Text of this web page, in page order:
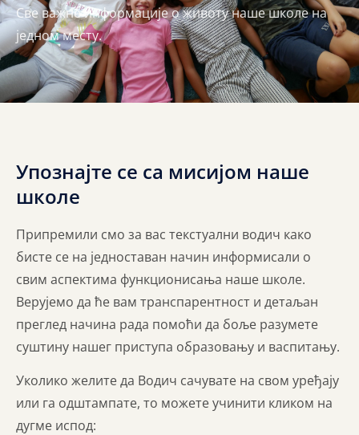
Све важне информације о животу наше школе на
једном месту.
Упознајте се са мисијом наше
школе
Припремили смо за вас текстуални водич како
бисте се на једноставан начин информисали о
свим аспектима функционисања наше школе.
Верујемо да ће вам транспарентност и детаљан
преглед начина рада помоћи да боље разумете
суштину нашег приступа образовању и васпитању.
Уколико желите да Водич сачувате на свом уређају
или га одштампате, то можете учинити кликом на
дугме испод: